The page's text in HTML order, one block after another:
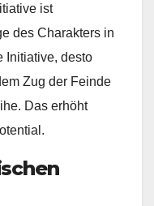
ist
des Charakters in
Initiative, desto
Zug der Feinde
Das erhöht